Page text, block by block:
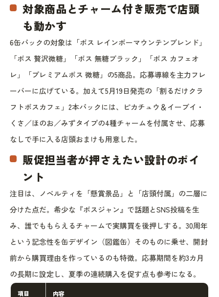
対象商品とチャーム付き販売で店頭
も動かす
6缶パックの対象は「ボス レインボーマウンテンブレンド」
「ボス 贅沢微糖」「ボス 無糖ブラック」「ボス カフェオ
レ」「プレミアムボス 微糖」の5商品。応募導線を主力フレ
ーバーに広げている。加えて5月19日発売の「割るだけクラ
フトボスカフェ」2本パックには、ピカチュウ＆イーブイ・
くさ／ほのお／みずタイプの4種チャームを付属させ、応募
なしで手に入る店頭おまけも用意した。
販促担当者が押さえたい設計のポイ
ント
注目は、ノベルティを「懸賞景品」と「店頭付属」の二層に
分けた点だ。希少な『ボスジャン』で話題とSNS投稿を生
み、誰でももらえるチャームで実購買を後押しする。30周年
という記念性を缶デザイン（図鑑缶）そのものに乗せ、開封
前から購買理由を作っているのも特徴。応募期間を約3カ月
の長期に設定し、夏季の連続購入を促す点も参考になる。
項目 内容